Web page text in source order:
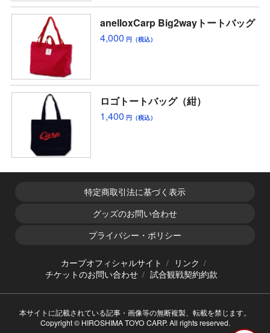
anelloxCarp Big2wayトートバッグ
4,000 円（税込）
ロゴトートバッグ（紺）
1,400 円（税込）
特定商取引法に基づく表示
グッズのお問い合わせ
プライバシー・ポリシー
カープオフィシャルサイト
リンク
チケットのお問い合わせ
試合観戦契約約款
本サイトに記載されている記事・画像等の無断複製、転載を禁じます。
Copyright © HIROSHIMA TOYO CARP. All rights reserved.